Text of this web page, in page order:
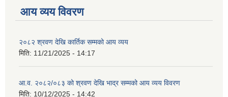
आय व्यय विवरण
२०८२ श्रवण देखि कार्तिक सम्मको आय व्यय
मिति: 11/21/2025 - 14:17
आ.व. २०८२/०८३ को श्रवण देखि भाद्र सम्मको आय व्यय विवरण
मिति: 10/12/2025 - 14:42